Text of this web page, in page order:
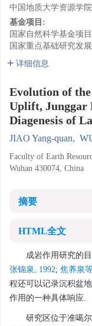
中国地质大学资源学
基金项目:
国家自然科学基金项目
国家重点基础研究发
详细信息
Evolution of
Uplift, Junggar
Diagenesis of
JIAO Yang-quan,
Faculty of Earth
Wuhan 430074, China
摘要
HTML全文
成岩作用研究的
张锦泉, 1992; 焦养泉
程还可以记录沉积盆
作用的一种具体响应.
研究区位于准噶